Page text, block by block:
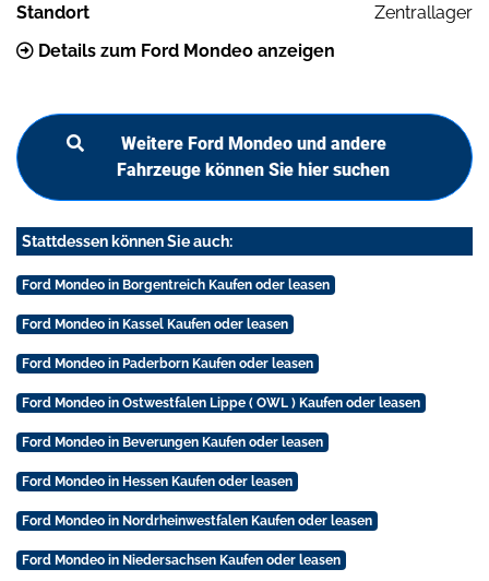
Standort
Zentrallager
Details zum Ford Mondeo anzeigen
Weitere Ford Mondeo und andere
Fahrzeuge können Sie hier suchen
Stattdessen können Sie auch:
Ford Mondeo in Borgentreich Kaufen oder leasen
Ford Mondeo in Kassel Kaufen oder leasen
Ford Mondeo in Paderborn Kaufen oder leasen
Ford Mondeo in Ostwestfalen Lippe ( OWL ) Kaufen oder leasen
Ford Mondeo in Beverungen Kaufen oder leasen
Ford Mondeo in Hessen Kaufen oder leasen
Ford Mondeo in Nordrheinwestfalen Kaufen oder leasen
Ford Mondeo in Niedersachsen Kaufen oder leasen